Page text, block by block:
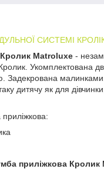
СИСТЕМІ
Matroluxe -
Укомплектована
Задекрована малинками.
дитячу як для
приліжкова Кролик